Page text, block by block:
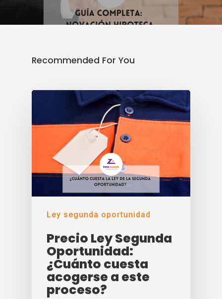
Recommended For You
Ley segunda oportunidad
Precio Ley Segunda
Oportunidad:
¿Cuánto cuesta
acogerse a este
proceso?